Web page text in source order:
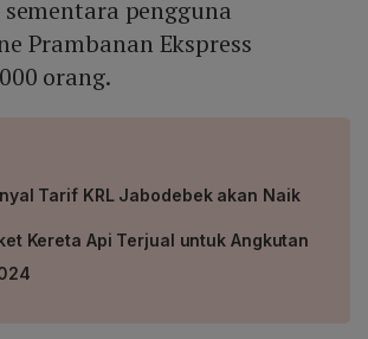
pengguna
Prambanan Ekspress
orang.
Tarif KRL Jabodebek akan Naik
Kereta Api Terjual untuk Angkutan